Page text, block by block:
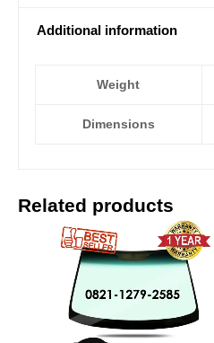
Additional information
Weight
Dimensions
Related products